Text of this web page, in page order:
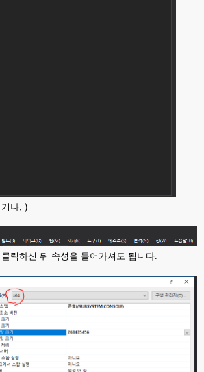
나, )
릭하신 뒤 속성을 들어가셔도 됩니다.